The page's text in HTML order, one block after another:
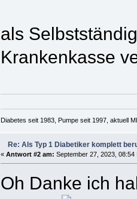
als
Krankenkasse
Diabetes seit 1983, Pumpe seit 1997, aktuell
Re: Als Typ 1 Diabetiker komplett
« Antwort #2 am: September 27, 2023, 08:54
Oh Danke ich